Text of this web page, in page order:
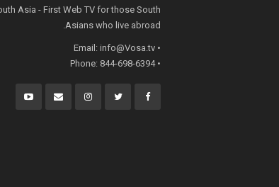
Asia - First Web TV for those South
Asians who live abroad.
• Email:
info@Vosa.tv
• Phone: 844-698-6394